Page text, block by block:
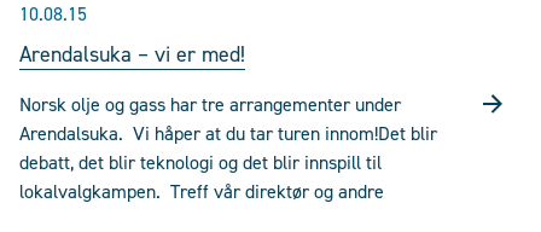
10.08.15
Arendalsuka – vi er med!
Norsk olje og gass har tre arrangementer under
Arendalsuka. Vi håper at du tar turen innom!Det blir
debatt, det blir teknologi og det blir innspill til
lokalvalgkampen. Treff vår direktør og andre